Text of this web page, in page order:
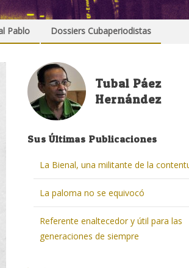
Pablo Dossiers Cubaperiodistas
Tubal Páez
Hernández
Sus Últimas Publicaciones
La Bienal, una militante de la
La paloma no se equivocó
Referente enaltecedor y útil para las
generaciones de siempre